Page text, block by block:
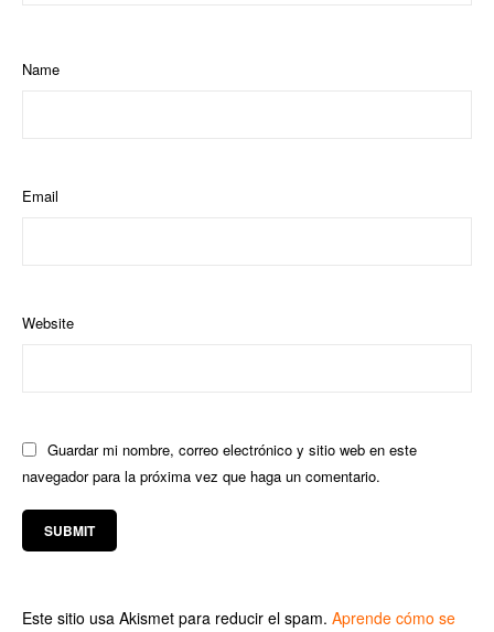
Name
Email
Website
Guardar mi nombre, correo electrónico y sitio web en este
navegador para la próxima vez que haga un comentario.
Este sitio usa Akismet para reducir el spam. Aprende cómo se